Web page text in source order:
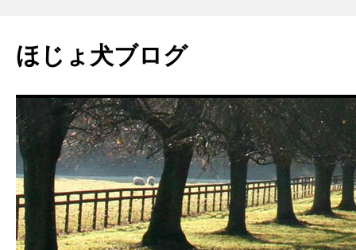
テ
ン
へ
ス
キ
ッ
プ
ほじょ犬ブログ